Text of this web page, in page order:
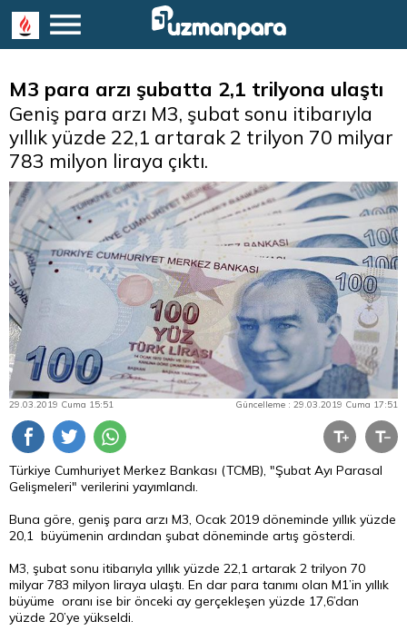
M3 para arzı şubatta 2,1 trilyona ulaştı
Geniş para arzı M3, şubat sonu itibarıyla
yıllık yüzde 22,1 artarak 2 trilyon 70 milyar
783 milyon liraya çıktı.
29.03.2019 Cuma 15:51 Güncelleme : 29.03.2019 Cuma 17:51
Türkiye Cumhuriyet Merkez Bankası (TCMB), "Şubat Ayı Parasal
Gelişmeleri" verilerini yayımlandı.
Buna göre, geniş para arzı M3, Ocak 2019 döneminde yıllık yüzde
20,1 büyümenin ardından şubat döneminde artış gösterdi.
M3, şubat sonu itibarıyla yıllık yüzde 22,1 artarak 2 trilyon 70
milyar 783 milyon liraya ulaştı. En dar para tanımı olan M1’in yıllık
büyüme oranı ise bir önceki ay gerçekleşen yüzde 17,6’dan
yüzde 20’ye yükseldi.